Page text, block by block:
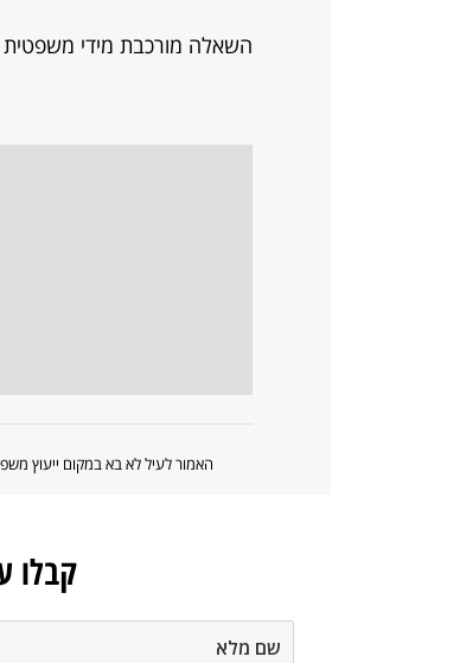
השאלה מורכבת מידי משפטית
האמור לעיל לא בא במקום ייעוץ
קבלו